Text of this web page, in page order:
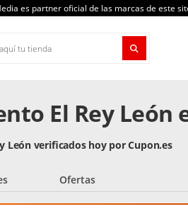
es partner oficial de las marcas de este
El Rey León
León verificados hoy por Cupon.es
Ofertas